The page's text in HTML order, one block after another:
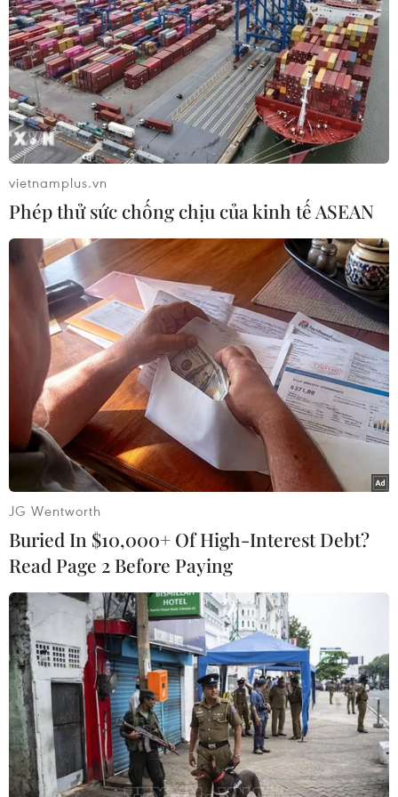
Liệu kỷ nguyên suy thoái kinh tế của
Trung Quốc đã tới?
18/10/2021 13:14
Ngoài biện pháp phong tỏa phòng chống dịch cản trở
sự phát triển kinh tế, việc Trung Quốc tiến hành chấn
chỉnh lĩnh vực công nghệ và các cơ sở giáo dục cũng có
thể khiến nền kinh tế sa sút.
Hong Kong điều tra báo cáo kế toán của
tập đoàn Evergrande
15/10/2021 12:03
vietnamplus.vn
Phép thử sức chống chịu của kinh tế ASEAN
JG Wentworth
Buried In $10,000+ Of High-Interest Debt?
Read Page 2 Before Paying